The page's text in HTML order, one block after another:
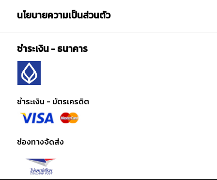
นโยบายความเป็นส่วนตัว
ชำระเงิน - ธนาคาร
ชำระเงิน - บัตรเครดิต
ช่องทางจัดส่ง